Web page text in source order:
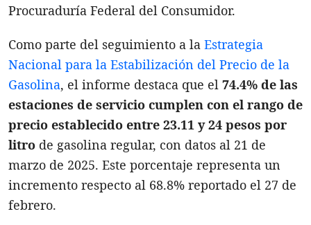
Procuraduría Federal del Consumidor.
Como parte del seguimiento a la Estrategia
Nacional para la Estabilización del Precio de la
Gasolina, el informe destaca que el 74.4% de las
estaciones de servicio cumplen con el rango de
precio establecido entre 23.11 y 24 pesos por
litro de gasolina regular, con datos al 21 de
marzo de 2025. Este porcentaje representa un
incremento respecto al 68.8% reportado el 27 de
febrero.